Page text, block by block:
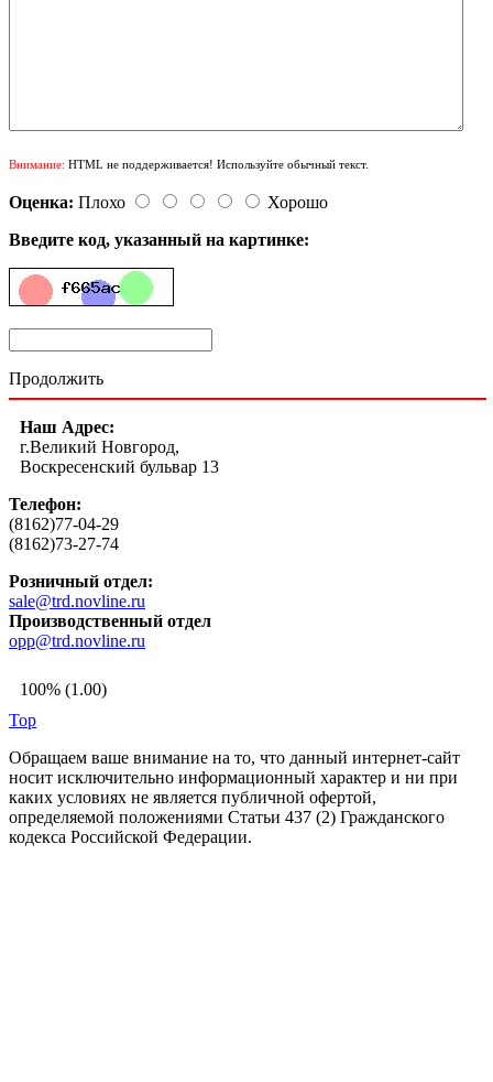
Внимание: HTML не поддерживается! Используйте обычный текст.
Оценка: Плохо
Хорошо
Введите код, указанный на картинке:
Продолжить
Наш Адрес:
г.Великий Новгород,
Воскресенский бульвар 13
Телефон:
(8162)77-04-29
(8162)73-27-74
Розничный отдел:
sale@trd.novline.ru
Производственный отдел
opp@trd.novline.ru
100% (1.00)
Top
Обращаем ваше внимание на то, что данный интернет-сайт
носит исключительно информационный характер и ни при
каких условиях не является публичной офертой,
определяемой положениями Статьи 437 (2) Гражданского
кодекса Российской Федерации.